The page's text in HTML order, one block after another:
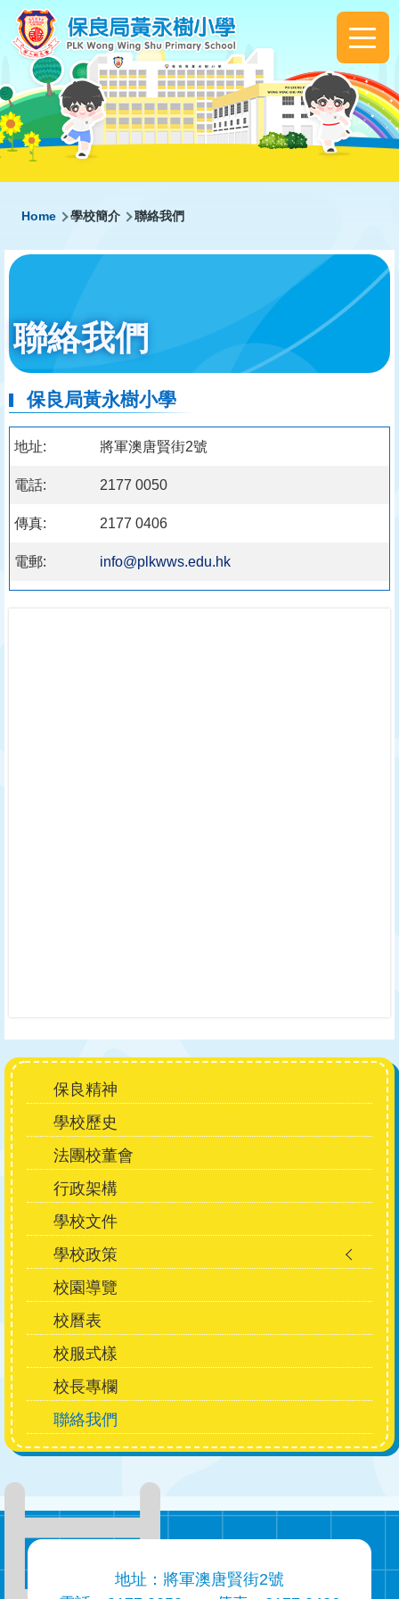
Skip to main content
Main
navigation
Breadcrumb
Home 學校簡介 聯絡我們
聯絡我們
保良局黃永樹小學
地址: 將軍澳唐賢街2號
電話: 2177 0050
傳真: 2177 0406
電郵: info@plkwws.edu.hk
Main
navigation
保良精神
學校歷史
法團校董會
行政架構
學校文件
學校政策
校園導覽
校曆表
校服式樣
校長專欄
聯絡我們
地址：將軍澳唐賢街2號